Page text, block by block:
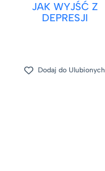
JAK WYJŚĆ Z
DEPRESJI​
Dodaj do Ulubionych